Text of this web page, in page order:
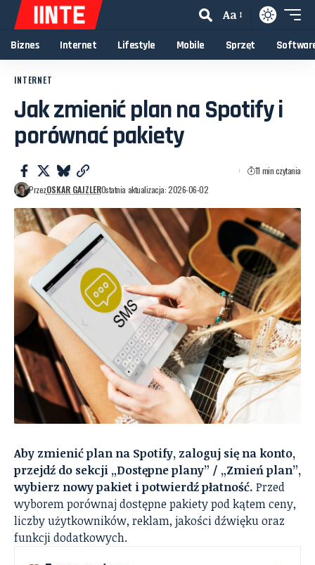
Aa
Biznes Internet Lifestyle Mobile Sprzęt
INTERNET
Jak zmienić plan na Spotify i
porównać pakiety
PrzezOSKAR GAJZLEROstatnia aktualizacja: 2026-06-02
11 min czytania
Aby zmienić plan na Spotify, zaloguj się na konto,
przejdź do sekcji „Dostępne plany” / „Zmień plan”,
wybierz nowy pakiet i potwierdź płatność. Przed
wyborem porównaj dostępne pakiety pod kątem ceny,
liczby użytkowników, reklam, jakości dźwięku oraz
funkcji dodatkowych.